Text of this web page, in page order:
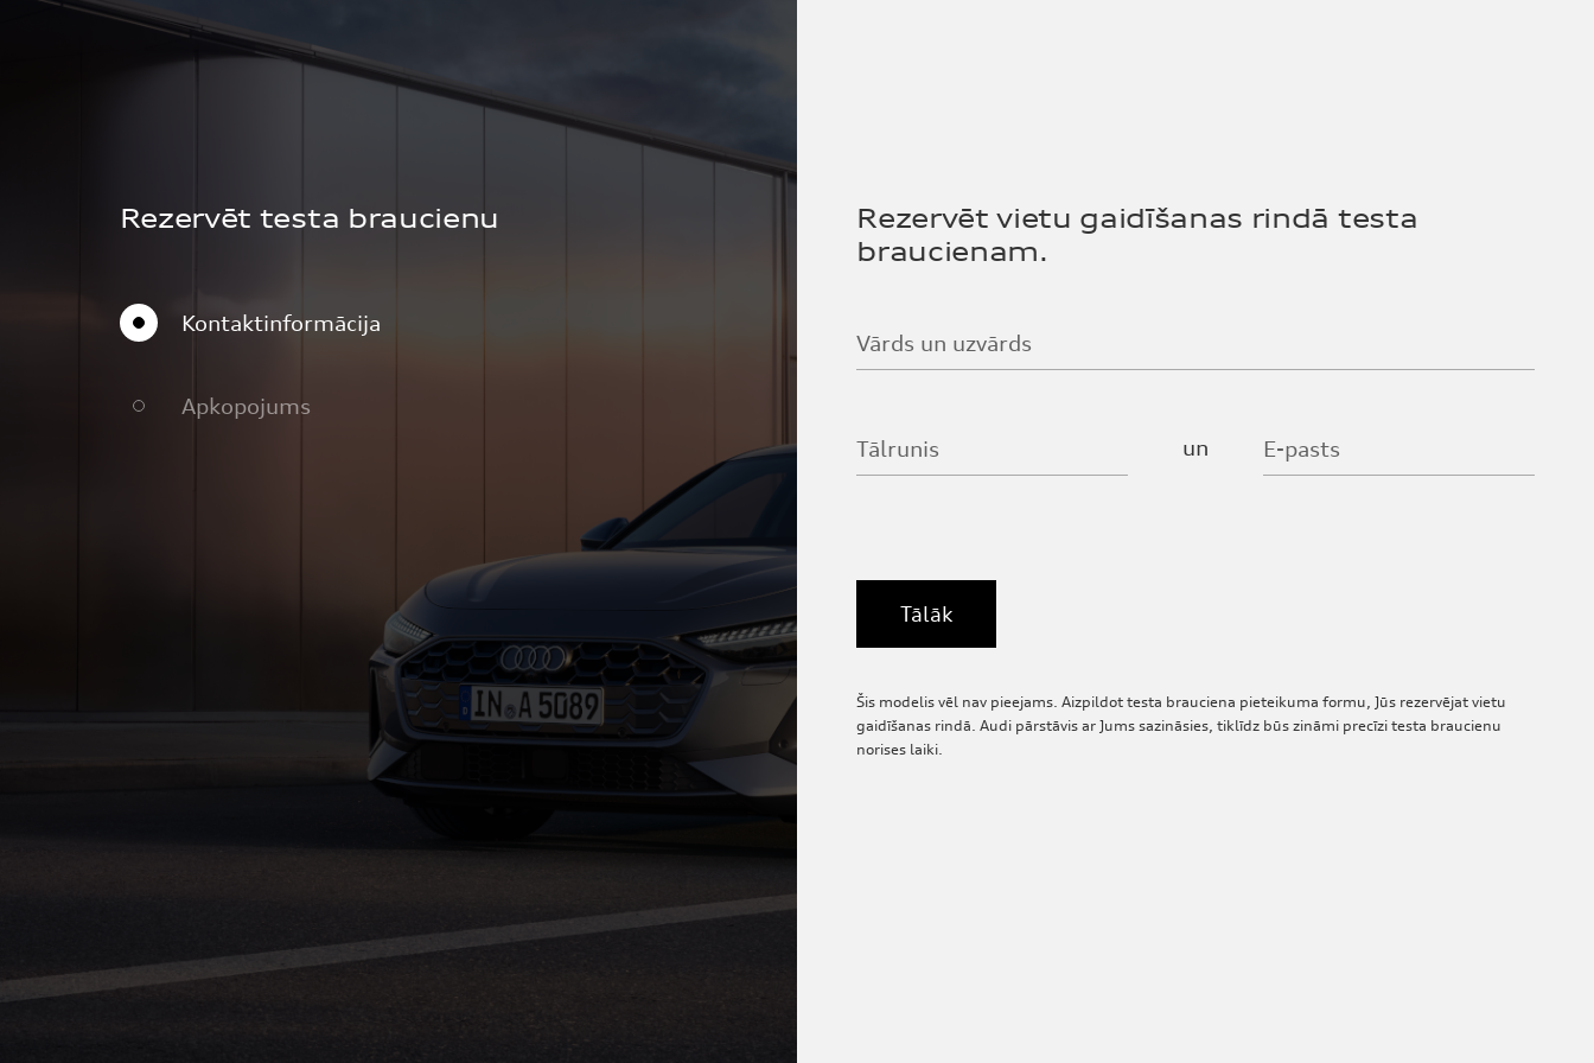
Rezervēt testa braucienu
Kontaktinformācija
Apkopojums
Rezervēt vietu gaidīšanas rindā testa
braucienam.
Vārds un uzvārds
Tālrunis un E-pasts
Tālāk
Šis modelis vēl nav pieejams. Aizpildot testa brauciena pieteikuma formu, Jūs rezervējat vietu
gaidīšanas rindā. Audi pārstāvis ar Jums sazināsies, tiklīdz būs zināmi precīzi testa braucienu
norises laiki.